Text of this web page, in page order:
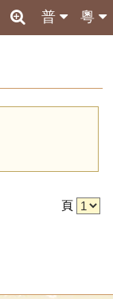
粵
普
頁